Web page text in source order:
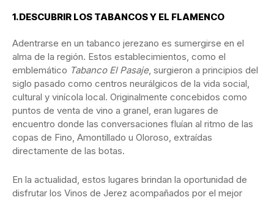
1.DESCUBRIR LOS TABANCOS Y EL FLAMENCO
Adentrarse en un tabanco jerezano es sumergirse en el
alma de la región. Estos establecimientos, como el
emblemático Tabanco El Pasaje, surgieron a principios del
siglo pasado como centros neurálgicos de la vida social,
cultural y vinícola local. Originalmente concebidos como
puntos de venta de vino a granel, eran lugares de
encuentro donde las conversaciones fluían al ritmo de las
copas de Fino, Amontillado u Oloroso, extraídas
directamente de las botas.
En la actualidad, estos lugares brindan la oportunidad de
disfrutar los Vinos de Jerez acompañados por el mejor